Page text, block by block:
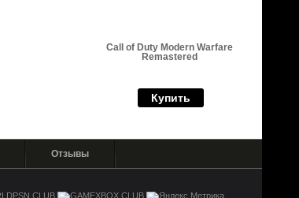
Call of Duty Modern Warfare
Remastered
Купить
Отзывы